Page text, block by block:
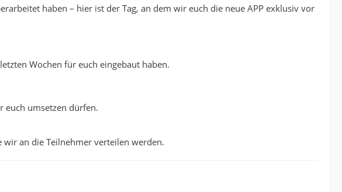
haben – hier ist der Tag, an dem wir euch die neue APP exklusiv vor
Wochen für euch eingebaut haben.
euch umsetzen dürfen.
an die Teilnehmer verteilen werden.